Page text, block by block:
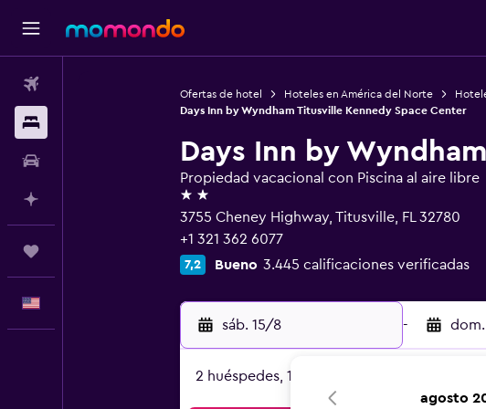
Ofertas de hotel Hoteles en América del Norte
Days Inn by Wyndham Titusville Kennedy Space Center
Days Inn by
Propiedad vacacional con Piscina al aire libre
2 estrellas
3755 Cheney Highway, Titusville, FL 32780
+1 321 362 6077
7,2 Bueno 3.445 calificaciones verificadas
sáb. 15/8 -
2 huéspedes, 1 habitación
agosto